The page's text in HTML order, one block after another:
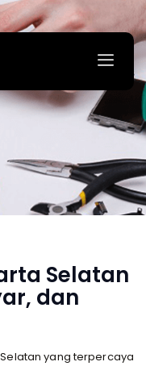
Selatan
dan
yang terpercaya